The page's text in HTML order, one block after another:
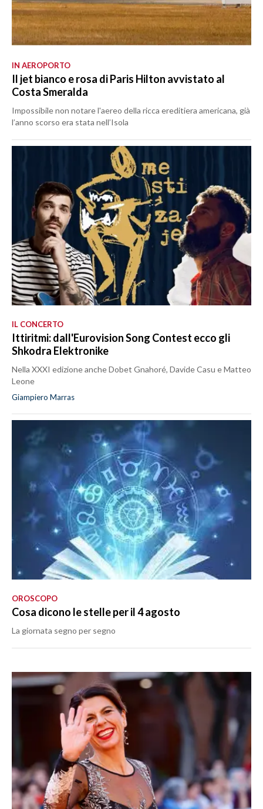
IN AEROPORTO
Il jet bianco e rosa di Paris Hilton avvistato al
Costa Smeralda
Impossibile non notare l'aereo della ricca ereditiera americana, già
l’anno scorso era stata nell’Isola
IL CONCERTO
Ittiritmi: dall'Eurovision Song Contest ecco gli
Shkodra Elektronike
Nella XXXI edizione anche Dobet Gnahoré, Davide Casu e Matteo
Leone
Giampiero Marras
OROSCOPO
Cosa dicono le stelle per il 4 agosto
La giornata segno per segno